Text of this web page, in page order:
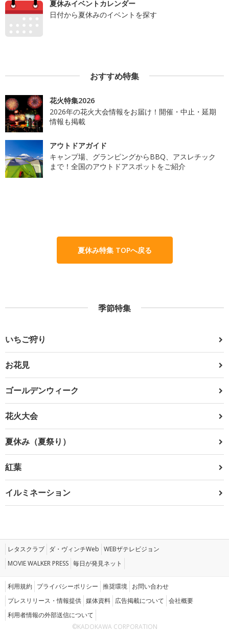
夏休みイベントカレンダー
日付から夏休みのイベントを探す
おすすめ特集
花火特集2026
2026年の花火大会情報をお届け！開催・中止・延期
情報も掲載
アウトドアガイド
キャンプ場、グランピングからBBQ、アスレチック
まで！全国のアウトドアスポットをご紹介
夏休み特集 TOPへ戻る
季節特集
いちご狩り
お花見
ゴールデンウィーク
花火大会
夏休み（夏祭り）
紅葉
イルミネーション
レタスクラブ ダ・ヴィンチWeb WEBザテレビジョン
MOVIE WALKER PRESS 毎日が発見ネット
利用規約 プライバシーポリシー 推奨環境 お問い合わせ
プレスリリース・情報提供 媒体資料 広告掲載について 会社概要
利用者情報の外部送信について
©KADOKAWA CORPORATION